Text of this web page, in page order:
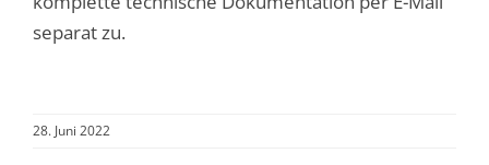
separat zu.
28. Juni 2022